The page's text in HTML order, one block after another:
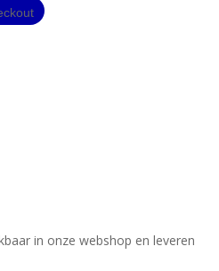
in onze webshop en leveren